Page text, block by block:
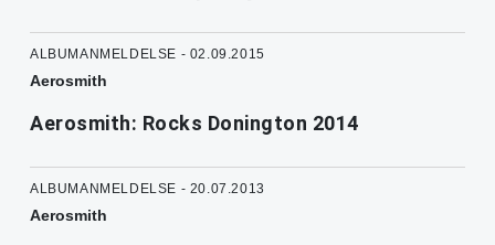
ALBUMANMELDELSE - 02.09.2015
Aerosmith
Aerosmith: Rocks Donington 2014
ALBUMANMELDELSE - 20.07.2013
Aerosmith